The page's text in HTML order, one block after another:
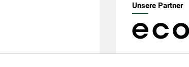
Unsere Partner